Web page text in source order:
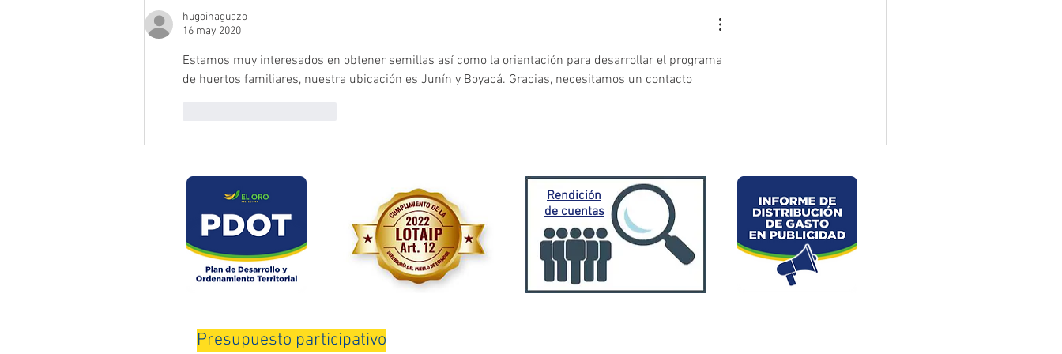
Daucay
Portovelo – La Chorrera –
Morales
hugoinaguazo
16 may 2020
Estamos muy interesados en obtener semillas así como la orientación para desarrollar el programa
de huertos familiares, nuestra ubicación es Junín y Boyacá. Gracias, necesitamos un contacto
Rendición
de cuentas
Presupuesto participativo